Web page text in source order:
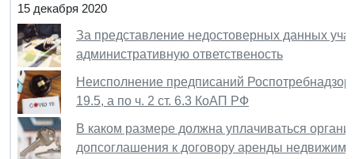
15 декабря 2020
За представление недостоверных данных
административную ответственость
Неисполнение предписаний
19.5, а по ч. 2 ст. 6.3 КоАП РФ
В каком размере должна уплачиваться
допсоглашения к договору аренды